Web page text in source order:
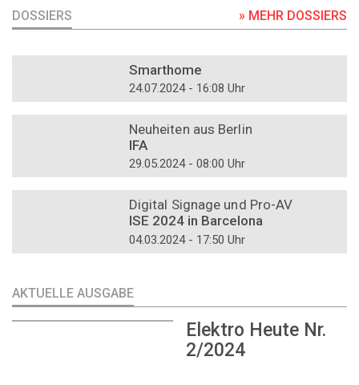
DOSSIERS » MEHR DOSSIERS
Smarthome
24.07.2024 - 16:08 Uhr
Neuheiten aus Berlin
IFA
29.05.2024 - 08:00 Uhr
Digital Signage und Pro-AV
ISE 2024 in Barcelona
04.03.2024 - 17:50 Uhr
AKTUELLE AUSGABE
Elektro Heute Nr.
2/2024